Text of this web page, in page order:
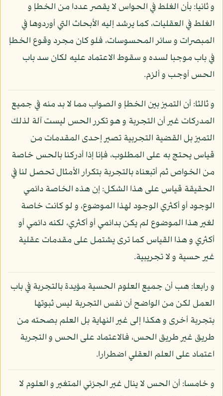
و ثانيا: بأن الغلط في الحواس لا يقصر عددا من الخطإ و
الغلط في العقليات، كما يرشد إليه الأبحاث التي أوردوها في
المبصرات و سائر المحسوسات، فلو كان مجرد وقوع الخطإ
في باب موجبا لسده و سقوط الاعتماد عليه لكان سد باب
الحس أوجب و ألزم.
و ثالثا: أن التميز بين الخطإ و الصواب مما لا بد منه في جميع
المدركات غير أن التجربة و هو تكرر الحس ليست آلة لذلك
التميز بل القضية التجربية تصير إحدى المقدمات من
قياس يحتج به على المطلوب، فإنا إذا أدركنا بالحس خاصة
من الخواص ثم أتبعناه بالتجربة بتكرار الأمثال تحصل لنا في
الحقيقة قياس على هذا الشكل: إن هذه الخاصة دائمي
الوجود أو أكثري الوجود لهذا الموضوع، و لو كانت خاصة
لغير هذا الموضوع لم يكن بدائمي أو أكثري، لكنه دائمي أو
أكثري و هذا القياس كما ترى يشتمل على مقدمات عقلية
غير حسية و لا تجريبية.
و رابعا: هب أن جميع العلوم الحسية مؤيدة بالتجربة في باب
العمل لكن من الواضح أن نفس التجربة ليس ثبوتها
بتجربة أخرى و هكذا إلى غير النهاية بل العلم بصحته من
طريق غير طريق الحس، فالاعتماد على الحس و التجربة
اعتماد على العلم العقلي اضطرارا.
و خامسا: أن الحس لا ينال غير الجزئي المتغير و العلوم لا